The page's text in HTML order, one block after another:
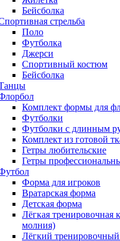
Бейсболка
стрельба
Поло
Футболка
Джерси
Спортивный костюм
Бейсболка
Комплект формы для
Футболки
Футболки с длинным
Комплект из готовой
Гетры любительские
Гетры
Форма для игроков
Вратарская форма
Детская форма
Лёгкая тренировочная
молния)
Лёгкий